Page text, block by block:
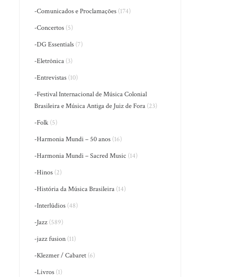
-Comunicados e Proclamações (174)
-Concertos (5)
-DG Essentials (7)
-Eletrônica (3)
-Entrevistas (10)
-Festival Internacional de Música Colonial
Brasileira e Música Antiga de Juiz de Fora (23)
-Folk (5)
-Harmonia Mundi – 50 anos (16)
-Harmonia Mundi – Sacred Music (14)
-Hinos (2)
-História da Música Brasileira (14)
-Interlúdios (48)
-Jazz (589)
-jazz fusion (11)
-Klezmer / Cabaret (6)
-Livros (1)